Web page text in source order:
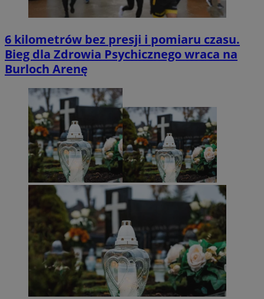
6 kilometrów bez presji i pomiaru czasu.
Bieg dla Zdrowia Psychicznego wraca na
Burloch Arenę